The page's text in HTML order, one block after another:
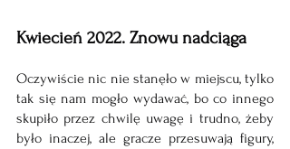
Kwiecień 2022. Znowu nadciąga
Oczywiście nic nie stanęło w miejscu, tylko
tak się nam mogło wydawać, bo co innego
skupiło przez chwilę uwagę i trudno, żeby
było inaczej, ale gracze przesuwają figury,